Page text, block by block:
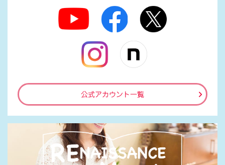
公式アカウント一覧